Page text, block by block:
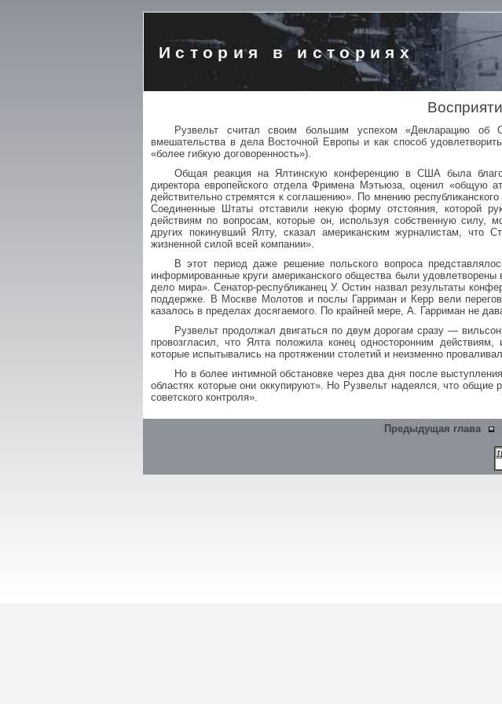
История в историях
Рузвельт считал своим большим успехом «Декларацию об
вмешательства в дела Восточной Европы и как способ
«более гибкую договоренность»).
Общая реакция на Ялтинскую конференцию в США была
директора европейского отдела Фримена Мэтьюза, оценил «общую
действительно стремятся к соглашению». По мнению
Соединенные Штаты отставили некую форму отстояния, которой
действиям по вопросам, которые он, используя собственную
других покинувший Ялту, сказал американским журналистам,
жизненной силой всей компании».
В этот период даже решение польского вопроса
информированные круги американского общества были
дело мира». Сенатор-республиканец У. Остин назвал результаты
поддержке. В Москве Молотов и послы Гарриман и Керр вели
казалось в пределах досягаемого. По крайней мере, А. Гарриман не
Рузвельт продолжал двигаться по двум дорогам сразу —
провозгласил, что Ялта положила конец односторонним
которые испытывались на протяжении столетий и неизменно
Но в более интимной обстановке через два дня после
областях которые они оккупируют». Но Рузвельт надеялся, что
советского контроля».
Предыдущая глава